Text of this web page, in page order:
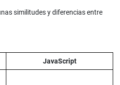
similitudes y diferencias entre
JavaScript